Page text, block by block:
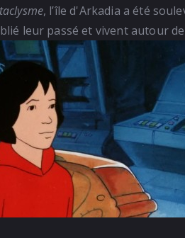
, l’île d'Arkadia a été
leur passé et vivent autour